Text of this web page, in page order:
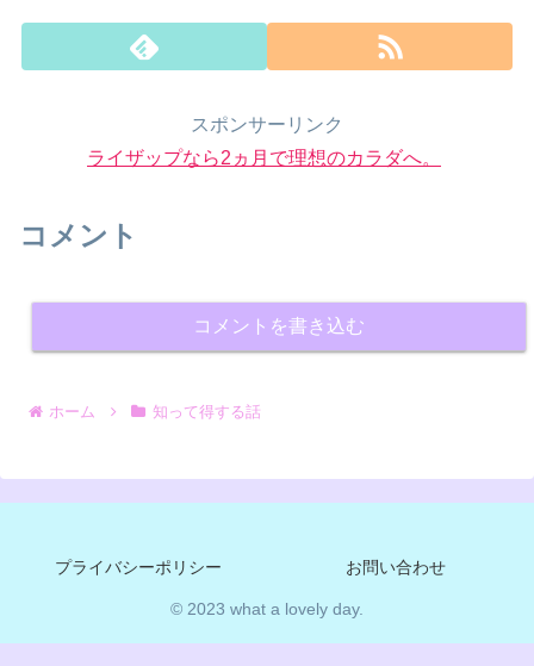
スポンサーリンク
ライザップなら2ヵ月で理想のカラダへ。
コメント
コメントを書き込む
ホーム 知って得する話
プライバシーポリシー お問い合わせ
© 2023 what a lovely day.